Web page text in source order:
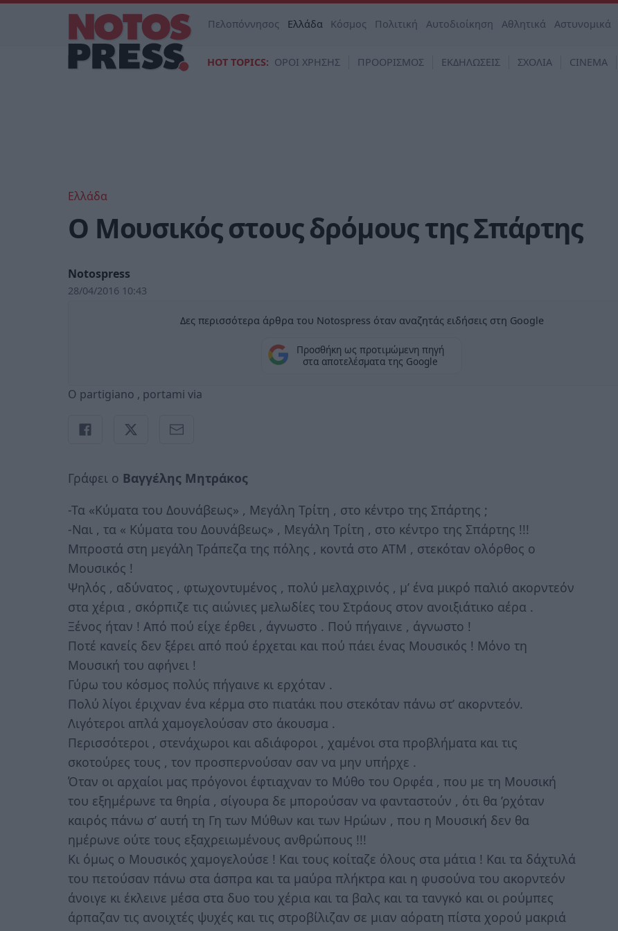
Πελοπόννησος Ελλάδα Κόσμος Πολιτική Αυτοδιοίκηση Αθλητικά Αστυνομικά
HOT TOPICS: ΟΡΟΙ ΧΡΗΣΗΣ ΠΡΟΟΡΙΣΜΟΣ ΕΚΔΗΛΩΣΕΙΣ ΣΧΟΛΙΑ CINEMA
Ελλάδα
O Μουσικός στους δρόμους της Σπάρτης
Notospress
28/04/2016 10:43
Δες περισσότερα άρθρα του Notospress όταν αναζητάς ειδήσεις στη Google
Προσθήκη ως προτιμώμενη πηγή
στα αποτελέσματα της Google
O partigiano , portami via
Γράφει ο Βαγγέλης Μητράκος
-Τα «Κύματα του Δουνάβεως» , Μεγάλη Τρίτη , στο κέντρο της Σπάρτης ;
-Ναι , τα « Κύματα του Δουνάβεως» , Μεγάλη Τρίτη , στο κέντρο της Σπάρτης !!!
Μπροστά στη μεγάλη Τράπεζα της πόλης , κοντά στο ΑΤΜ , στεκόταν ολόρθος ο
Μουσικός !
Ψηλός , αδύνατος , φτωχοντυμένος , πολύ μελαχρινός , μ’ ένα μικρό παλιό ακορντεόν
στα χέρια , σκόρπιζε τις αιώνιες μελωδίες του Στράους στον ανοιξιάτικο αέρα .
Ξένος ήταν ! Από πού είχε έρθει , άγνωστο . Πού πήγαινε , άγνωστο !
Ποτέ κανείς δεν ξέρει από πού έρχεται και πού πάει ένας Μουσικός ! Μόνο τη
Μουσική του αφήνει !
Γύρω του κόσμος πολύς πήγαινε κι ερχόταν .
Πολύ λίγοι έριχναν ένα κέρμα στο πιατάκι που στεκόταν πάνω στ’ ακορντεόν.
Λιγότεροι απλά χαμογελούσαν στο άκουσμα .
Περισσότεροι , στενάχωροι και αδιάφοροι , χαμένοι στα προβλήματα και τις
σκοτούρες τους , τον προσπερνούσαν σαν να μην υπήρχε .
Όταν οι αρχαίοι μας πρόγονοι έφτιαχναν το Μύθο του Ορφέα , που με τη Μουσική
του εξημέρωνε τα θηρία , σίγουρα δε μπορούσαν να φανταστούν , ότι θα ’ρχόταν
καιρός πάνω σ’ αυτή τη Γη των Μύθων και των Ηρώων , που η Μουσική δεν θα
ημέρωνε ούτε τους εξαχρειωμένους ανθρώπους !!!
Κι όμως ο Μουσικός χαμογελούσε ! Και τους κοίταζε όλους στα μάτια ! Και τα δάχτυλά
του πετούσαν πάνω στα άσπρα και τα μαύρα πλήκτρα και η φυσούνα του ακορντεόν
άνοιγε κι έκλεινε μέσα στα δυο του χέρια και τα βαλς και τα τανγκό και οι ρούμπες
άρπαζαν τις ανοιχτές ψυχές και τις στροβίλιζαν σε μιαν αόρατη πίστα χορού μακριά